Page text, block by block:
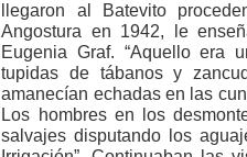
llegaron al Batevito
Angostura en 1942, le
Eugenia Graf. “Aquello era
tupidas de tábanos y
amanecían echadas en las
Los hombres en los
salvajes disputando los